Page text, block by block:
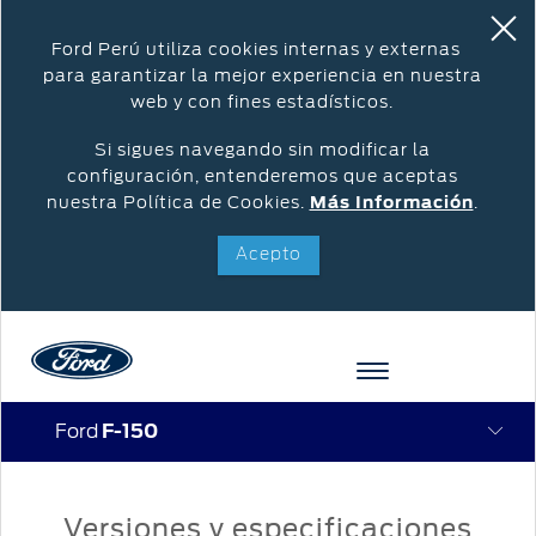
Ford Perú utiliza cookies internas y externas
para garantizar la mejor experiencia en nuestra
web y con fines estadísticos.
Si sigues navegando sin modificar la
configuración, entenderemos que aceptas
nuestra Política de Cookies. Más Información
Acepto
Acessibility
COTIZAR
VEHÍCULOS
OPORTUNIDADES
POSVENTA
FORD
INICIAR
Ford F-150
Versiones y especificaciones